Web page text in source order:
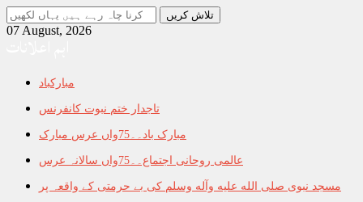
جو
تلاش
یہاں
07 August, 2026
اہم اعلانات
مبارکباد
تاجدار ختم نبوت کانفرنس
مبارک باد۔۔75واں عرس مبارک
عالمی روحانی اجتماع۔۔75واں سالانہ عرس
مسجد نبوی صلى الله عليه وآله وسلم کی بے حرمتی کے واقعہ پر